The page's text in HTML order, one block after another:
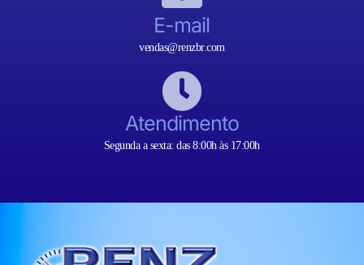
E-mail
vendas@renzbr.com
Atendimento
Segunda a sexta: das 8:00h às 17:00h